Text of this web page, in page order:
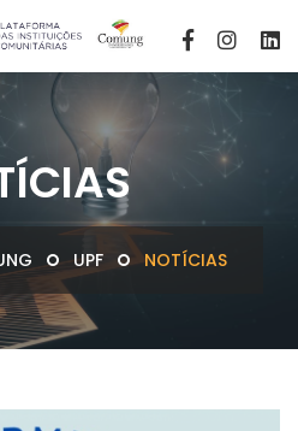
UPF NOTÍCIAS